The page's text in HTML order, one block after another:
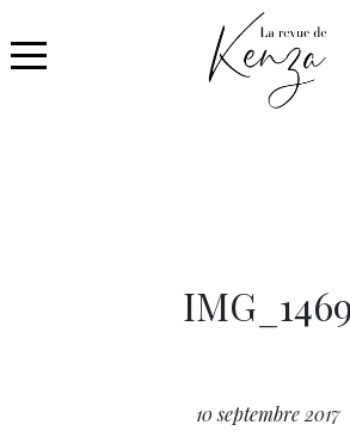
IMG_1469
10 septembre 2017